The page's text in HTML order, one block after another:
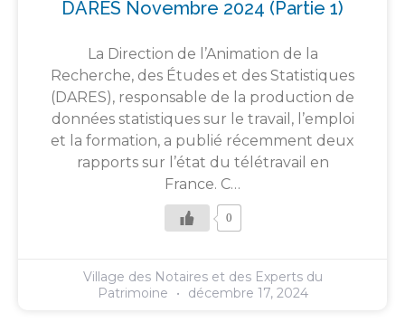
DARES Novembre 2024 (partie 1)
La Direction de l’Animation de la
Recherche, des Études et des Statistiques
(DARES), responsable de la production de
données statistiques sur le travail, l’emploi
et la formation, a publié récemment deux
rapports sur l’état du télétravail en
France. C…
0
Village des Notaires et des Experts du
Patrimoine
décembre 17, 2024